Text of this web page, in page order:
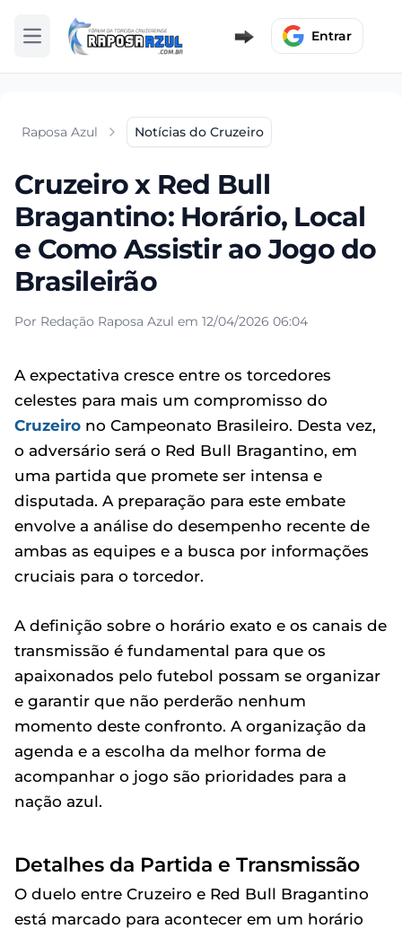
Abrir menu Entrar
Raposa Azul Notícias do Cruzeiro
Cruzeiro x Red Bull
Bragantino: Horário, Local
e Como Assistir ao Jogo do
Brasileirão
Por Redação Raposa Azul em 12/04/2026 06:04
A expectativa cresce entre os torcedores
celestes para mais um compromisso do
Cruzeiro no Campeonato Brasileiro. Desta vez,
o adversário será o Red Bull Bragantino, em
uma partida que promete ser intensa e
disputada. A preparação para este embate
envolve a análise do desempenho recente de
ambas as equipes e a busca por informações
cruciais para o torcedor.
A definição sobre o horário exato e os canais de
transmissão é fundamental para que os
apaixonados pelo futebol possam se organizar
e garantir que não perderão nenhum
momento deste confronto. A organização da
agenda e a escolha da melhor forma de
acompanhar o jogo são prioridades para a
nação azul.
Detalhes da Partida e Transmissão
O duelo entre Cruzeiro e Red Bull Bragantino
está marcado para acontecer em um horário